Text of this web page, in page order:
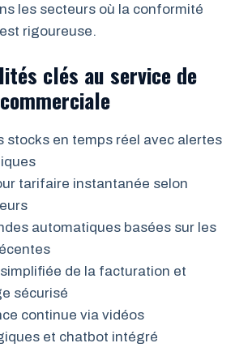
les secteurs où la conformité
rigoureuse.
clés au service de
stocks en temps réel avec alertes
tarifaire instantanée selon
automatiques basées sur les
de la facturation et
sécurisé
continue via vidéos
et chatbot intégré